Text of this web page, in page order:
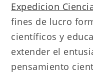
Expedicion
fines de lucro
científicos y
extender el
pensamiento